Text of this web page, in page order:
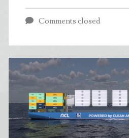
o
nuclear
capaz
Comments closed